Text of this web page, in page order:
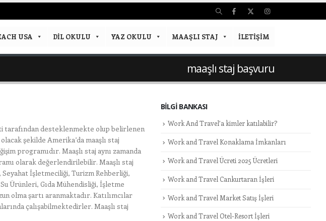
USA DIL OKULU YAZ OKULU MAAŞLI STAJ İLETIŞIM
maaşlı staj başvuru
tarafından desteklenmekte olup belirlenen
şekilde Amerika’da maaşlı staj
programıdır. Maaşlı staj aynı zamanda
olarak değerlendirilebilir. Maaşlı staj
İşletmeciliği, Turizm Rehberliği,
Ürünleri, Gıda Mühendisliği, İşletme
olma şartı aranmaktadır. Katılımcılar
çalışabilmektedirler. Maaşlı staj
BILGI BANKASI
Work And Travel’a kimler katılabilir?
Work and Travel Konaklama İmkanları
Work and Travel Ücreti 2025 Ücretleri
Work and Travel Cankurtaran İşleri
Work and Travel Market Satış İşleri
Work and Travel Otel-Resort İşleri